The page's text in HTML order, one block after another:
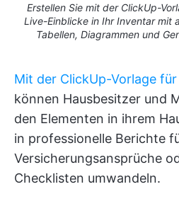
Erstellen Sie mit der ClickUp-
Live-Einblicke in Ihr Inventar mit
Tabellen, Diagrammen und
Mit der ClickUp-Vorlage
können Hausbesitzer und
den Elementen in ihrem
in professionelle Berichte
Versicherungsansprüche
Checklisten umwandeln.